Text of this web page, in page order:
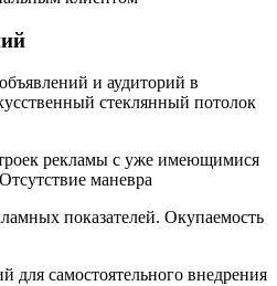
и аудиторий в
стеклянный потолок
рекламы с уже имеющимися
Отсутствие маневра
показателей. Окупаемость
для самостоятельного внедрения